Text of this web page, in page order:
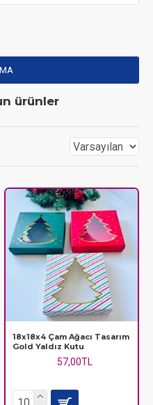
ürünler
18x18x4 Çam Ağacı Tasarım
Gold Yaldız Kutu
57,00TL